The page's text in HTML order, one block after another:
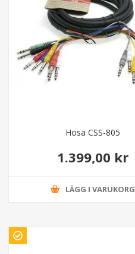
Hosa CSS-805
1.399,00 kr
LÄGG I VARUKORG